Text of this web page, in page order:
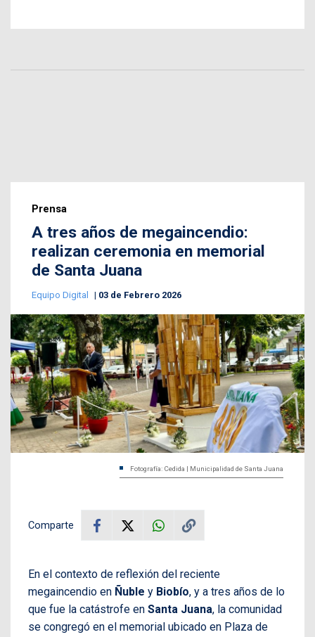
Prensa
A tres años de megaincendio:
realizan ceremonia en memorial
de Santa Juana
Equipo Digital 03 de Febrero 2026
Fotografía: Cedida | Municipalidad de Santa Juana
Comparte
En el contexto de reflexión del reciente
megaincendio en Ñuble y Biobío, y a tres años de lo
que fue la catástrofe en Santa Juana, la comunidad
se congregó en el memorial ubicado en Plaza de